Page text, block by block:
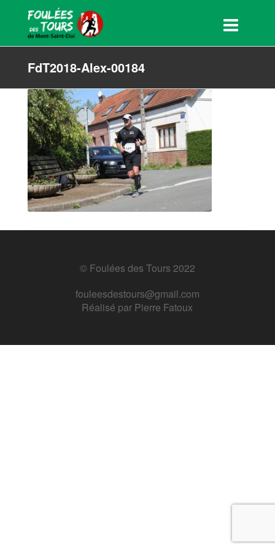
FdT2018-Alex-00184
© Foulées des Tours 2022
fouleesdestours@gmail.com
Réalisé par Pierre Fatoux